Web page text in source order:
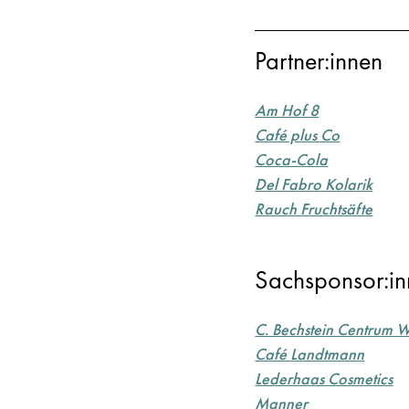
Partner:innen
Am Hof 8
Café plus Co
Coca-Cola
Del Fabro Kolarik
Rauch Fruchtsäfte
C. Bechstein Centrum
Café Landtmann
Lederhaas Cosmetics
Manner